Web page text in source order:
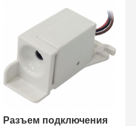
Разъем подключения